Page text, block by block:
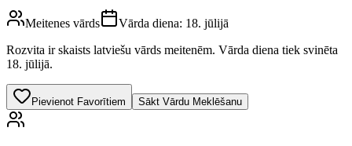
Meitenes vārds Vārda diena: 18. jūlijā
Rozvita ir skaists latviešu vārds meitenēm. Vārda diena tiek svinēta
18. jūlijā.
Pievienot Favorītiem Sākt Vārdu Meklēšanu